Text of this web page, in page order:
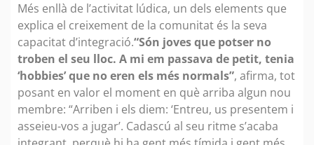
Més enllà de l’activitat lúdica, un dels elements que
explica el creixement de la comunitat és la seva
capacitat d’integració.“Són joves que potser no
troben el seu lloc. A mi em passava de petit, tenia
‘hobbies’ que no eren els més normals”, afirma, tot
posant en valor el moment en què arriba algun nou
membre: “Arriben i els diem: ‘Entreu, us presentem i
asseieu-vos a jugar’. Cadascú al seu ritme s’acaba